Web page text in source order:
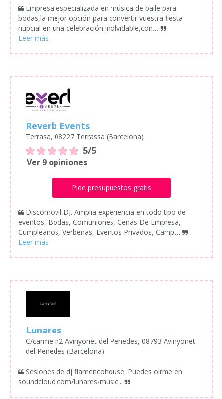
Empresa especializada en música de baile para
bodas,la mejor opción para convertir vuestra fiesta
nupcial en una celebración inolvidable,con...
Reverb Events
Terrasa, 08227 Terrassa (Barcelona)
5/5
Ver 9 opiniones
Pide presupuestos gratis
Discomovil DJ. Amplia experiencia en todo tipo de
eventos, Bodas, Comuniones, Cenas De Empresa,
Cumpleaños, Verbenas, Eventos Privados, Camp...
Lunares
C/carme n2 Avinyonet del Penedes, 08793 Avinyonet
del Penedes (Barcelona)
Sesiones de dj flamencohouse. Puedes oírme en
soundcloud.com/lunares-music...